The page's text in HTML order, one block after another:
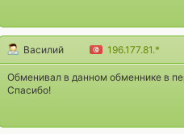
Василий 196.177.81.*
Обменивал в данном обменнике в
Спасибо!